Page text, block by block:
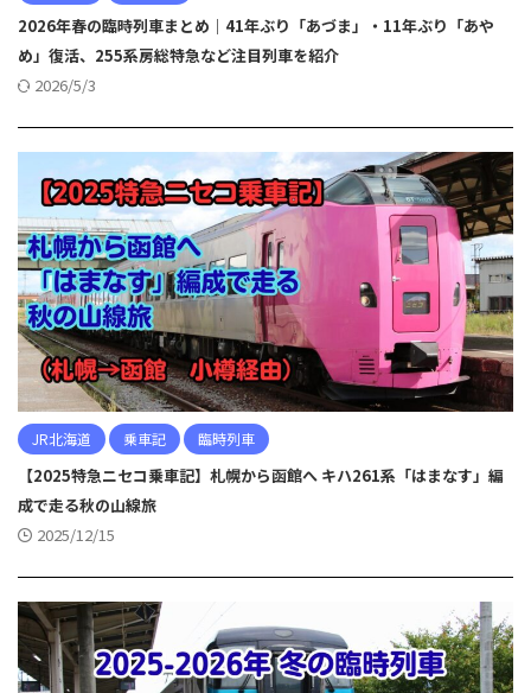
2026年春の臨時列車まとめ｜41年ぶり「あづま」・11年ぶり「あや
め」復活、255系房総特急など注目列車を紹介
2026/5/3
JR北海道 乗車記 臨時列車
【2025特急ニセコ乗車記】札幌から函館へ キハ261系「はまなす」編
成で走る秋の山線旅
2025/12/15